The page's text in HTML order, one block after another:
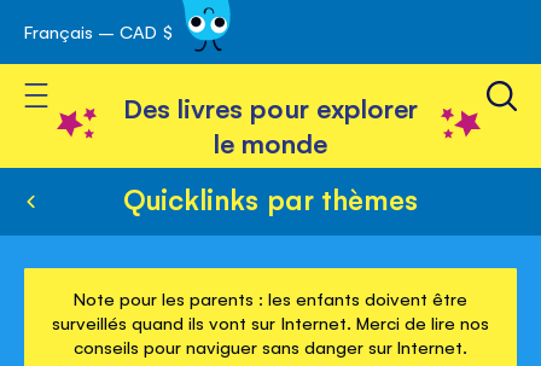
Skip
to
Content
Français – CAD $
Toggle Nav
Des livres pour explorer
le monde
Quicklinks par thèmes
Note pour les parents : les enfants doivent être
surveillés quand ils vont sur Internet. Merci de lire nos
conseils pour naviguer sans danger sur Internet.